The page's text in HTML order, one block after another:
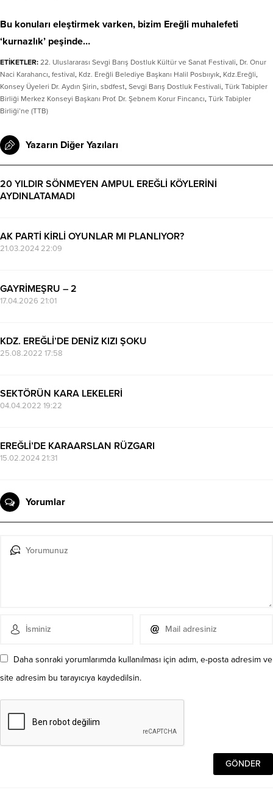
Bu konuları eleştirmek varken, bizim Ereğli muhalefeti
‘kurnazlık’ peşinde…
ETİKETLER: 22. Uluslararası Sevgi Barış Dostluk Kültür ve Sanat Festivali, Dr. Onur
Naci Karahancı, festival, Kdz. Ereğli Belediye Başkanı Halil Posbııyık, Kdz.Ereğli,
Konsey Üyeleri Dr. Aydın Şirin, sbdfest, Sevgi Barış Dostluk Festivali, Türk Tabipler
Birliği Merkez Konseyi Başkanı Prof. Dr. Şebnem Korur Fincancı, Türk Tabipler
Birliği’ne (TTB)
Yazarın Diğer Yazıları
20 YILDIR SÖNMEYEN AMPUL EREĞLİ KÖYLERİNİ
AYDINLATAMADI
AK PARTİ KİRLİ OYUNLAR MI PLANLIYOR?
21.03.2024 22:09
GAYRİMEŞRU – 2
17.04.2026 21:01
KDZ. EREĞLİ’DE DENİZ KIZI ŞOKU
25.08.2022 17:58
SEKTÖRÜN KARA LEKELERİ
04.04.2022 19:22
EREĞLİ’DE KARAARSLAN RÜZGARI
15.02.2024 21:31
Yorumlar
Daha sonraki yorumlarımda kullanılması için adım, e-posta adresim ve
site adresim bu tarayıcıya kaydedilsin.